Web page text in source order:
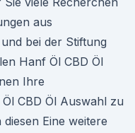
aus
bei der Stiftung
Hanf Öl CBD Öl
Ihre
CBD Öl Auswahl zu
Eine weitere